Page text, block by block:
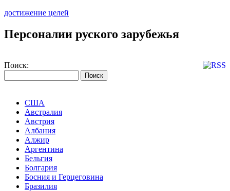
достижение целей
Персоналии руского зарубежья
Поиск:
США
Австралия
Австрия
Албания
Алжир
Аргентина
Бельгия
Болгария
Босния и Герцеговина
Бразилия